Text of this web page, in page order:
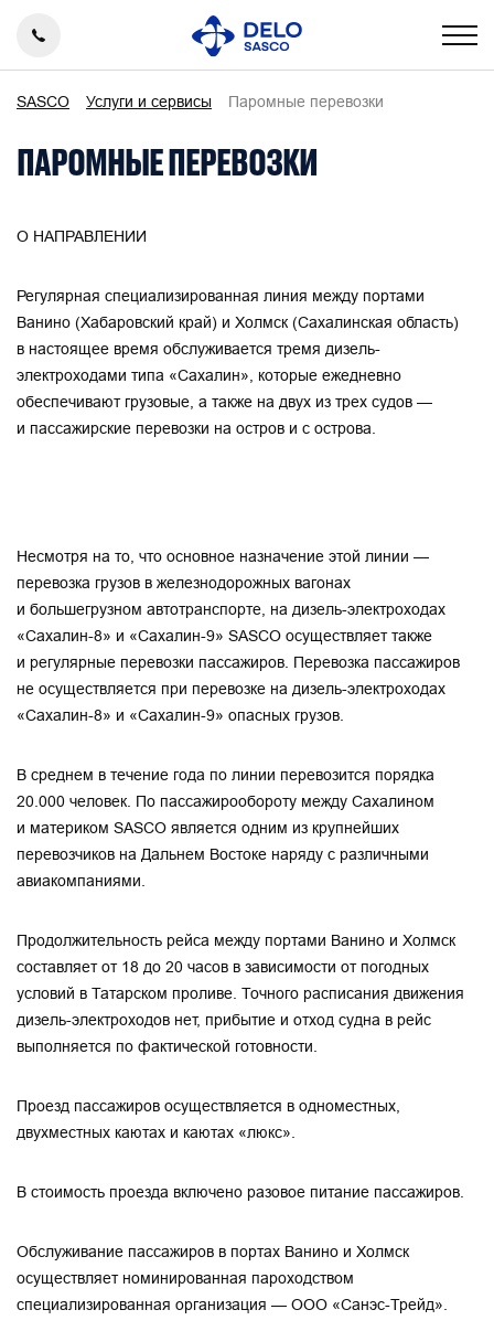
SASCO Услуги и сервисы Паромные перевозки
ПАРОМНЫЕ ПЕРЕВОЗКИ
О НАПРАВЛЕНИИ
Регулярная специализированная линия между портами
Ванино (Хабаровский край) и Холмск (Сахалинская область)
в настоящее время обслуживается тремя дизель-
электроходами типа «Сахалин», которые ежедневно
обеспечивают грузовые, а также на двух из трех судов —
и пассажирские перевозки на остров и с острова.
Несмотря на то, что основное назначение этой линии —
перевозка грузов в железнодорожных вагонах
и большегрузном автотранспорте, на дизель-электроходах
«Сахалин-8» и «Сахалин-9» SASCO осуществляет также
и регулярные перевозки пассажиров. Перевозка пассажиров
не осуществляется при перевозке на дизель-электроходах
«Сахалин-8» и «Сахалин-9» опасных грузов.
В среднем в течение года по линии перевозится порядка
20.000 человек. По пассажирообороту между Сахалином
и материком SASCO является одним из крупнейших
перевозчиков на Дальнем Востоке наряду с различными
авиакомпаниями.
Продолжительность рейса между портами Ванино и Холмск
составляет от 18 до 20 часов в зависимости от погодных
условий в Татарском проливе. Точного расписания движения
дизель-электроходов нет, прибытие и отход судна в рейс
выполняется по фактической готовности.
Проезд пассажиров осуществляется в одноместных,
двухместных каютах и каютах «люкс».
В стоимость проезда включено разовое питание пассажиров.
Обслуживание пассажиров в портах Ванино и Холмск
осуществляет номинированная пароходством
специализированная организация — ООО «Санэс-Трейд».